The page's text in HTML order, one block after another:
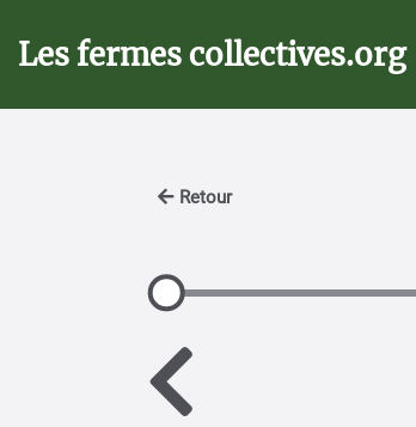
Les fermes collectives.org
Retour